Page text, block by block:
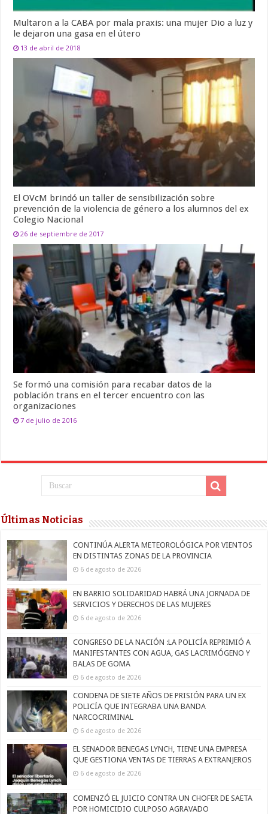
Multaron a la CABA por mala praxis: una mujer Dio a luz y
le dejaron una gasa en el útero
13 de abril de 2018
El OVcM brindó un taller de sensibilización sobre
prevención de la violencia de género a los alumnos del ex
Colegio Nacional
26 de septiembre de 2017
Se formó una comisión para recabar datos de la
población trans en el tercer encuentro con las
organizaciones
7 de julio de 2016
Últimas Noticias
CONTINÚA ALERTA METEOROLÓGICA POR VIENTOS
EN DISTINTAS ZONAS DE LA PROVINCIA
6 de agosto de 2026
EN BARRIO SOLIDARIDAD HABRÁ UNA JORNADA DE
SERVICIOS Y DERECHOS DE LAS MUJERES
6 de agosto de 2026
CONGRESO DE LA NACIÓN :LA POLICÍA REPRIMIÓ A
MANIFESTANTES CON AGUA, GAS LACRIMÓGENO Y
BALAS DE GOMA
6 de agosto de 2026
CONDENA DE SIETE AÑOS DE PRISIÓN PARA UN EX
POLICÍA QUE INTEGRABA UNA BANDA
NARCOCRIMINAL
6 de agosto de 2026
EL SENADOR BENEGAS LYNCH, TIENE UNA EMPRESA
QUE GESTIONA VENTAS DE TIERRAS A EXTRANJEROS
6 de agosto de 2026
COMENZÓ EL JUICIO CONTRA UN CHOFER DE SAETA
POR HOMICIDIO CULPOSO AGRAVADO